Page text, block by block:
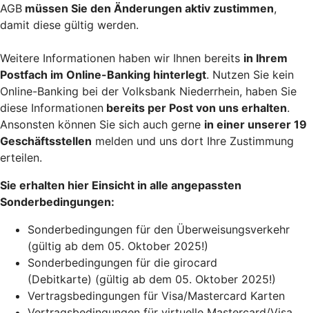
AGB müssen Sie den Änderungen aktiv zustimmen,
damit diese gültig werden.
Weitere Informationen haben wir Ihnen bereits in Ihrem
Postfach im Online-Banking hinterlegt. Nutzen Sie kein
Online-Banking bei der Volksbank Niederrhein, haben Sie
diese Informationen bereits per Post von uns erhalten.
Ansonsten können Sie sich auch gerne in einer unserer 19
Geschäftsstellen melden und uns dort Ihre Zustimmung
erteilen.
Sie erhalten hier Einsicht in alle angepassten
Sonderbedingungen:
Sonderbedingungen für den Überweisungsverkehr
(gültig ab dem 05. Oktober 2025!)
Sonderbedingungen für die girocard
(Debitkarte) (gültig ab dem 05. Oktober 2025!)
Vertragsbedingungen für Visa/Mastercard Karten